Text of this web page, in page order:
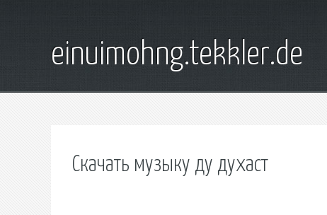
einuimohng.tekkler.de
Скачать музыку ду духаст